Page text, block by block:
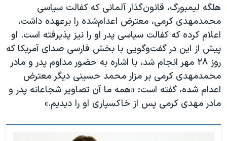
هلگه لیمبورگ، قانون‌گذار آلمانی که کفالت سیاسی
محمدمهدی کرمی، معترض اعدام‌شده را برعهده داشت،
اعلام کرده که کفالت سیاسی پدر او را نیز پذیرفته است. او
پیش از این در گفت‌وگویی با بخش فارسی صدای آمریکا که
روز ۲۸ مهر انجام شد، با اشاره به حضور مداوم پدر و مادر
محمدمهدی کرمی بر مزار محمد حسینی دیگر معترض
اعدام شده، گفته است: «همه ما آن تصاویر شجاعانه پدر و
مادر مهدی کرمی پس از خاکسپاری او را دیدیم.»